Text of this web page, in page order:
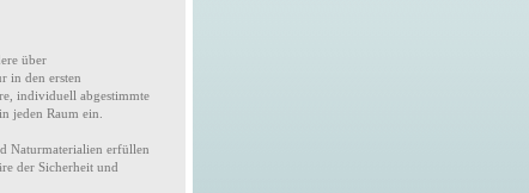
über
in den ersten
individuell abgestimmte
jeden Raum ein.
Naturmaterialien erfüllen
der Sicherheit und